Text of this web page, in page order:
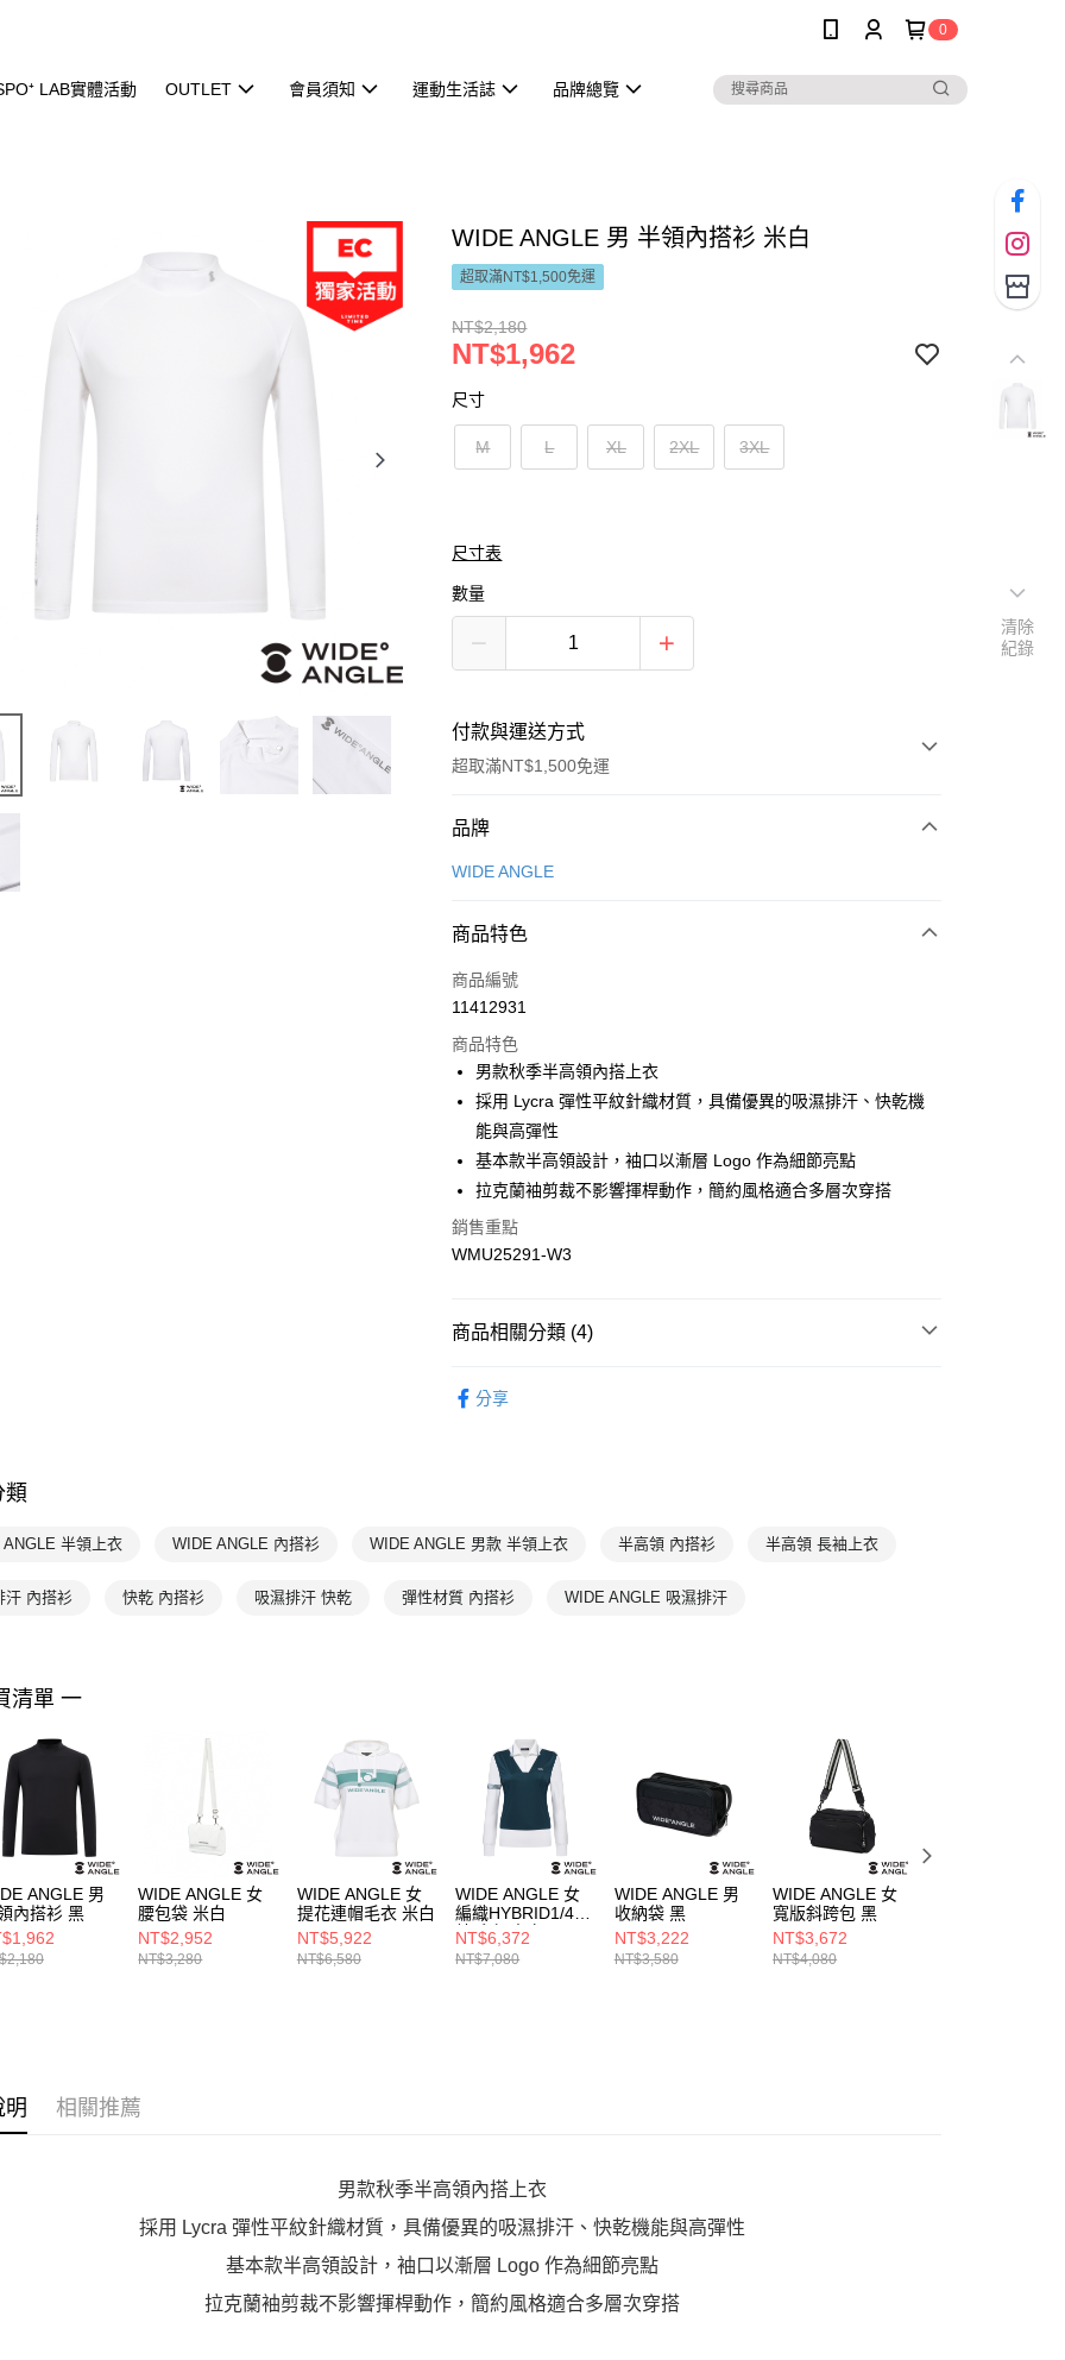
0
LAB實體活動 OUTLET 會員須知 運動生活誌 品牌總覽
WIDE ANGLE 男 半領內搭衫 米白
超取滿NT$1,500免運
NT$2,180
NT$1,962
尺寸
M L XL 2XL 3XL
尺寸表
數量
付款與運送方式
超取滿NT$1,500免運
付款方式
信用卡一次付款
悠遊付
運送方式
7-11取貨(快速到店)
每筆NT$100，滿NT$1,500(含以上)免運費
宅配-本島
每筆NT$100，滿NT$1,500(含以上)免運費
品牌
WIDE ANGLE
商品特色
商品編號
11412931
商品特色
男款秋季半高領內搭上衣
採用 Lycra 彈性平紋針織材質，具備優異的吸濕排汗、快乾機
能與高彈性
基本款半高領設計，袖口以漸層 Logo 作為細節亮點
拉克蘭袖剪裁不影響揮桿動作，簡約風格適合多層次穿搭
銷售重點
WMU25291-W3
商品相關分類 (4)
分享
類
ANGLE 半領上衣 WIDE ANGLE 內搭衫 WIDE ANGLE 男款 半領上衣 半高領 內搭衫 半高領 長袖上衣
汗 內搭衫 快乾 內搭衫 吸濕排汗 快乾 彈性材質 內搭衫 WIDE ANGLE 吸濕排汗
清單 一
ANGLE 男
內搭衫 黑
WIDE ANGLE 女
腰包袋 米白
NT$2,952
NT$3,280
WIDE ANGLE 女
提花連帽毛衣 米白
NT$5,922
NT$6,580
WIDE ANGLE 女
編織HYBRID1/4拉
鍊毛衣 米白
NT$6,372
NT$7,080
WIDE ANGLE 男
收納袋 黑
NT$3,222
NT$3,580
WIDE ANGLE 女
寬版斜跨包 黑
NT$3,672
NT$4,080
明 相關推薦
男款秋季半高領內搭上衣
採用 Lycra 彈性平紋針織材質，具備優異的吸濕排汗、快乾機能與高彈性
基本款半高領設計，袖口以漸層 Logo 作為細節亮點
拉克蘭袖剪裁不影響揮桿動作，簡約風格適合多層次穿搭
清除
紀錄